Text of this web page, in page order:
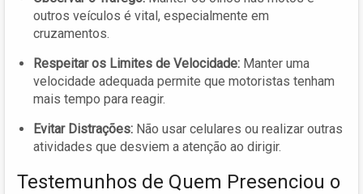
outros veículos é vital, especialmente em
cruzamentos.
Respeitar os Limites de Velocidade: Manter uma
velocidade adequada permite que motoristas tenham
mais tempo para reagir.
Evitar Distrações: Não usar celulares ou realizar outras
atividades que desviem a atenção ao dirigir.
Testemunhos de Quem Presenciou o